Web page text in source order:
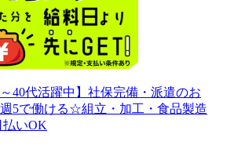
～40代活躍中】社保完備・派遣のお
5で働ける☆組立・加工・食品製造
払いOK